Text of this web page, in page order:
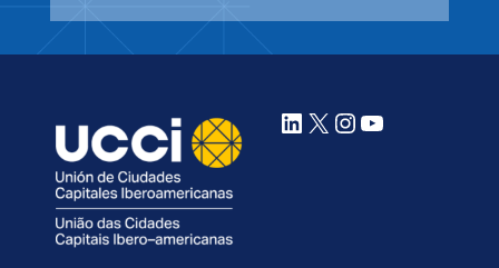
LinkedIn
X Instagram
YouTube